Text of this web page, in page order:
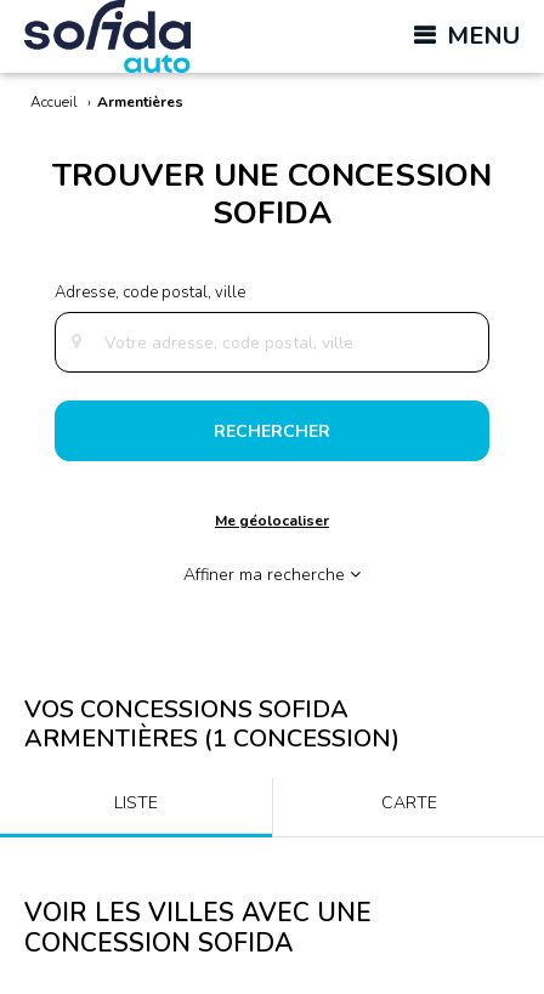
MENU
Accueil › Armentières
TROUVER UNE CONCESSION
SOFIDA
RECHERCHER
Affiner ma recherche
VOS CONCESSIONS SOFIDA
ARMENTIÈRES (1 CONCESSION)
LISTE CARTE
VOIR LES VILLES AVEC UNE
CONCESSION SOFIDA